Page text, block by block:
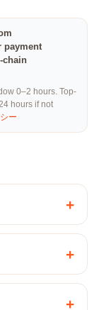
payment
chain
0–2 hours. Top-
hours if not
ー
+
+
+